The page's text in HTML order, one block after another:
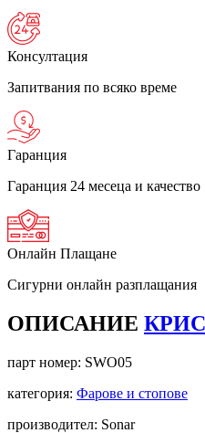
Консултация
Запитвания по всяко време
Гаранция
Гаранция 24 месеца и качество
Онлайн Плащане
Сигурни онлайн разплащания
ОПИСАНИЕ
парт номер: SWO05
категория: Фарове и стопове
производител: Sonar